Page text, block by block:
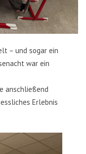
– und sogar ein
war ein
anschließend
Erlebnis